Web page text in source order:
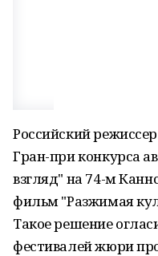
Российский
Гран-при конкурса
взгляд" на 74-м
фильм "Разжимая
Такое решение
фестивалей жюри